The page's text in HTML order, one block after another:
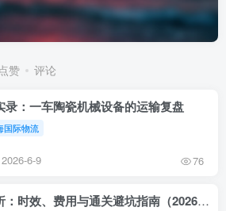
点赞 评论
：一车陶瓷机械设备的运输复盘
国际物流
2026-6-9 76
夏威夷物流专线全解析：时效、费用与通关避坑指南（2026最新版）